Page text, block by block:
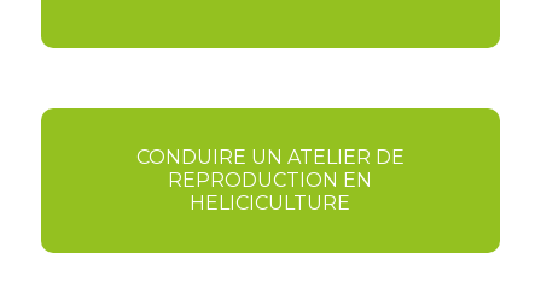
CONDUIRE UN ATELIER DE
REPRODUCTION EN
HELICICULTURE